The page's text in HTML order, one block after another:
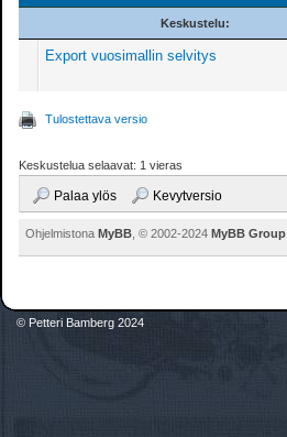
Keskustelu:
Export vuosimallin selvitys
Tulostettava versio
Keskustelua selaavat: 1 vieras
Palaa ylös Kevytversio
OhjelmistonaMyBB , © 2002-2024MyBB Group
© Petteri Bamberg 2024